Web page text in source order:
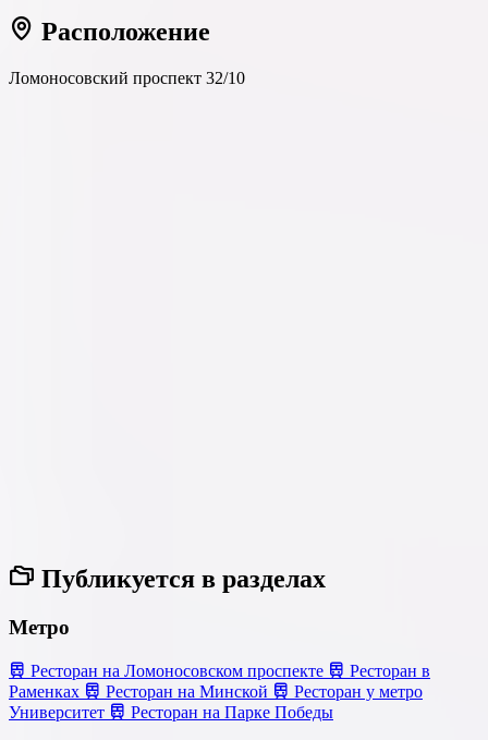
Расположение
Ломоносовский проспект 32/10
Публикуется в разделах
Метро
Ресторан на Ломоносовском проспекте
Ресторан в
Раменках
Ресторан на Минской
Ресторан у метро
Университет
Ресторан на Парке Победы